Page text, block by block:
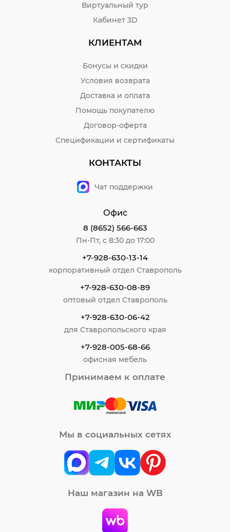
Виртуальный тур
Кабинет 3D
КЛИЕНТАМ
Бонусы и скидки
Условия возврата
Доставка и оплата
Помощь покупателю
Договор-оферта
Спецификации и сертификаты
КОНТАКТЫ
Чат поддержки
Офис
8 (8652) 566-663
Пн-Пт, с 8:30 до 17:00
+7-928-630-13-14
корпоративный отдел Ставрополь
+7-928-630-08-89
оптовый отдел Ставрополь
+7-928-630-06-42
для Ставропольского края
+7-928-005-68-66
офисная мебель
Принимаем к оплате
Мы в социальных сетях
Наш магазин на WB